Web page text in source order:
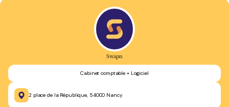
Swapn
Cabinet comptable + Logiciel
2 place de la République, 54000 Nancy